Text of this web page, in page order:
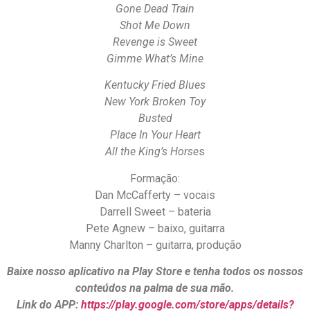
Gone Dead Train
Shot Me Down
Revenge is Sweet
Gimme What’s Mine
Kentucky Fried Blues
New York Broken Toy
Busted
Place In Your Heart
All the King’s Horses
Formação:
Dan McCafferty – vocais
Darrell Sweet – bateria
Pete Agnew – baixo, guitarra
Manny Charlton – guitarra, produção
Baixe nosso aplicativo na Play Store e tenha todos os nossos
conteúdos na palma de sua mão.
Link do APP: https://play.google.com/store/apps/details?